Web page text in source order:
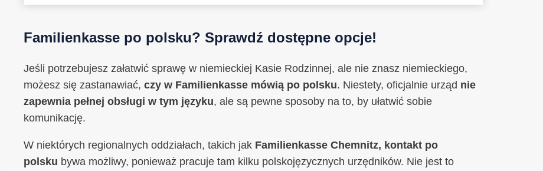
Familienkasse po polsku? Sprawdź dostępne opcje!
Jeśli potrzebujesz załatwić sprawę w niemieckiej Kasie Rodzinnej, ale nie znasz niemieckiego,
możesz się zastanawiać, czy w Familienkasse mówią po polsku. Niestety, oficjalnie urząd nie
zapewnia pełnej obsługi w tym języku, ale są pewne sposoby na to, by ułatwić sobie
komunikację.
W niektórych regionalnych oddziałach, takich jak Familienkasse Chemnitz, kontakt po
polsku bywa możliwy, ponieważ pracuje tam kilku polskojęzycznych urzędników. Nie jest to